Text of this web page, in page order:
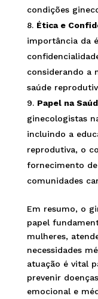
condições
Ética e
importância da
considerando a
saúde
Papel na
ginecologistas
incluindo a
reprodutiva, o
fornecimento
comunidades
Em resumo, o
papel
mulheres,
necessidades
atuação é vital
prevenir
emocional e